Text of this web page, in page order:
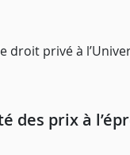
privé à
des prix à